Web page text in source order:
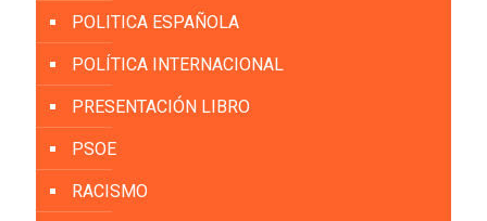
POLITICA ESPAÑOLA
POLÍTICA INTERNACIONAL
PRESENTACIÓN LIBRO
PSOE
RACISMO